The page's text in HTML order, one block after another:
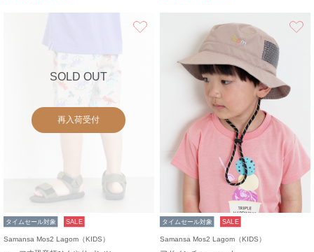
SOLD OUT
再入荷受付
タイムセール対象 SALE
Samansa Mos2 Lagom（KIDS）
タイムセール対象 SALE
Samansa Mos2 Lagom（KIDS）